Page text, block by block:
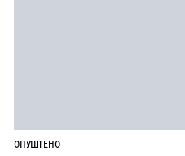
ОПУШТЕНО